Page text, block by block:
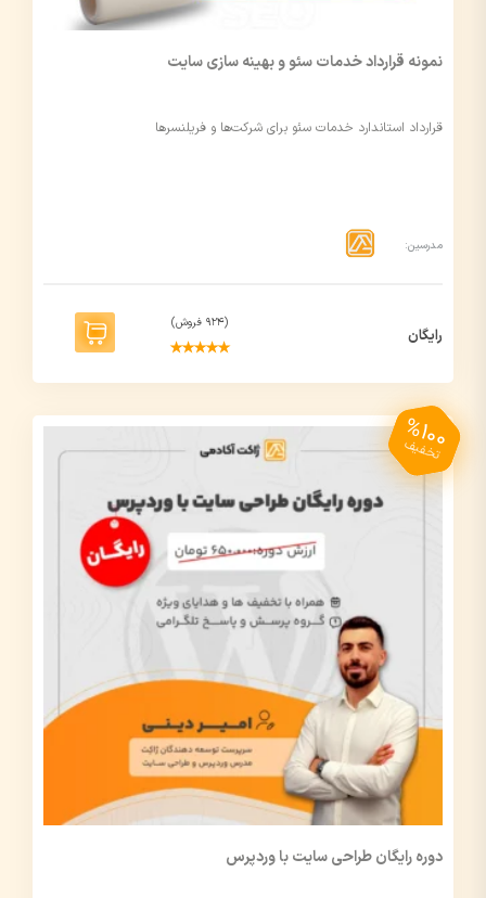
نمونه قرارداد خدمات سئو و بهینه سازی سایت
قرارداد استاندارد خدمات سئو برای شرکت‌ها و فریلنسرها
مدرسین:
رایگان
(924 فروش)
%100
تخفیف
دوره رایگان طراحی سایت با وردپرس